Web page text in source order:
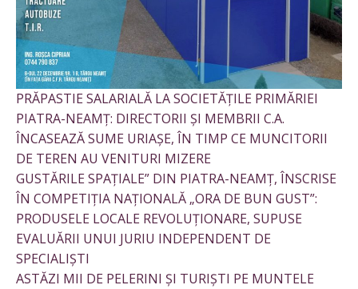
PRĂPASTIE SALARIALĂ LA SOCIETĂȚILE PRIMĂRIEI
PIATRA-NEAMȚ: DIRECTORII ȘI MEMBRII C.A.
ÎNCASEAZĂ SUME URIAȘE, ÎN TIMP CE MUNCITORII
DE TEREN AU VENITURI MIZERE
GUSTĂRILE SPAȚIALE” DIN PIATRA-NEAMȚ, ÎNSCRISE
ÎN COMPETIȚIA NAȚIONALĂ „ORA DE BUN GUST”:
PRODUSELE LOCALE REVOLUȚIONARE, SUPUSE
EVALUĂRII UNUI JURIU INDEPENDENT DE
SPECIALIȘTI
ASTĂZI MII DE PELERINI ȘI TURIȘTI PE MUNTELE